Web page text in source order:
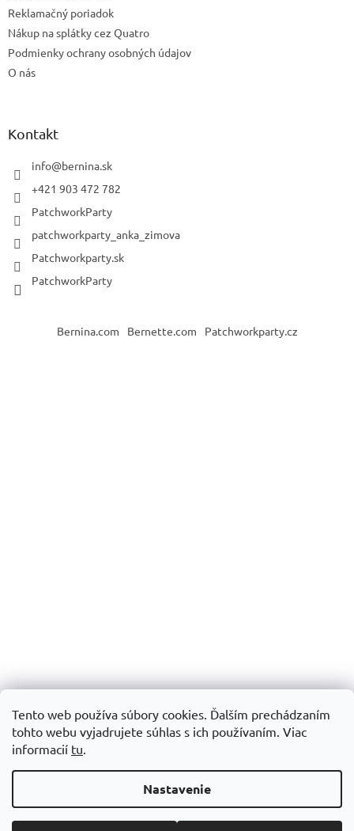
Tento web používa súbory cookies. Ďalším prechádzaním
tohto webu vyjadrujete súhlas s ich používaním. Viac
informacií tu.
Nastavenie
Reklamačný poriadok
Nákup na splátky cez Quatro
Podmienky ochrany osobných údajov
O nás
Kontakt
info@bernina.sk
+421 903 472 782
PatchworkParty
patchworkparty_anka_zimova
Patchworkparty.sk
PatchworkParty
Bernina.com Bernette.com Patchworkparty.cz
Vytvoril Shoptet
Copyright 2026Šijacie stroje Patchworkparty. Všetky práva